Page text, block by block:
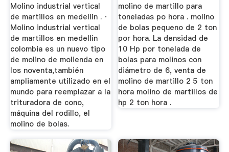
Molino industrial vertical
de martillos en medellin . ·
Molino industrial vertical
de martillos en medellin
colombia es un nuevo tipo
de molino de molienda en
los noventa,también
ampliamente utilizado en el
mundo para reemplazar a la
trituradora de cono,
máquina del rodillo, el
molino de bolas.
molino de martillo para
toneladas po hora . molino
de bolas pequeno de 2 ton
por hora. La densidad de
10 Hp por tonelada de
bolas para molinos con
diámetro de 6, venta de
molino de martillo 2 5 ton
hora molino de martillos de
hp 2 ton hora .